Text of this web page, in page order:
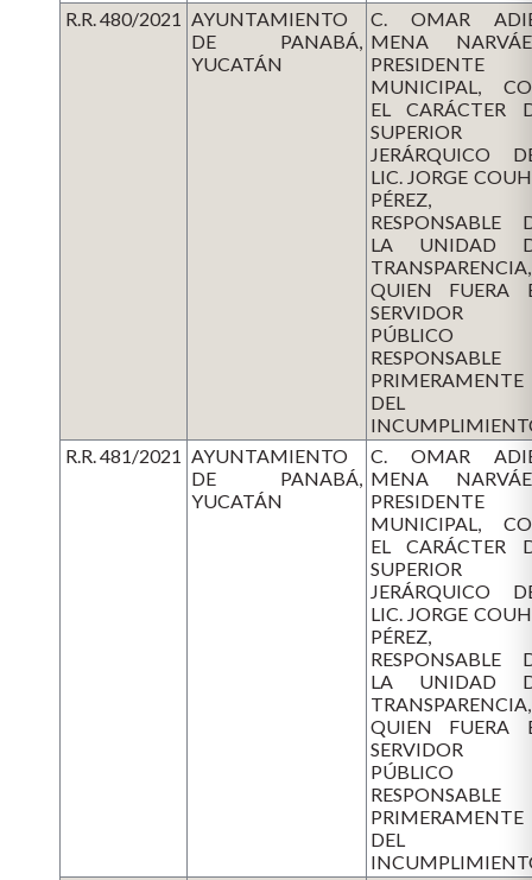
R.R. 480/2021 AYUNTAMIENTO
DE PANABÁ,
YUCATÁN
C. OMAR
MENA
PRESIDENTE
MUNICIPAL,
EL CARÁCTER
SUPERIOR
JERÁRQUICO
LIC. JORGE
PÉREZ,
RESPONSABLE
LA UNIDAD
TRANSPARENCIA,
QUIEN FUERA
SERVIDOR
PÚBLICO
RESPONSABLE
PRIMERAMENTE
DEL
R.R. 481/2021 AYUNTAMIENTO
DE PANABÁ,
YUCATÁN
C. OMAR
MENA
PRESIDENTE
MUNICIPAL,
EL CARÁCTER
SUPERIOR
JERÁRQUICO
LIC. JORGE
PÉREZ,
RESPONSABLE
LA UNIDAD
TRANSPARENCIA,
QUIEN FUERA
SERVIDOR
PÚBLICO
RESPONSABLE
PRIMERAMENTE
DEL